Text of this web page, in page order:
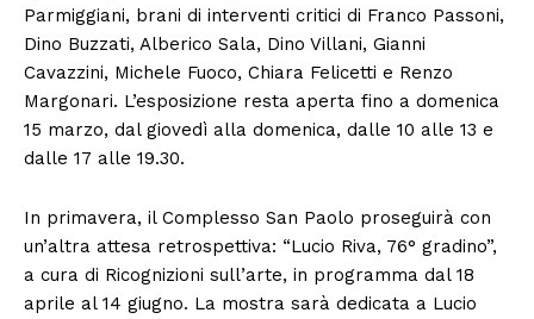
Parmiggiani, brani di interventi critici di Franco Passoni,
Dino Buzzati, Alberico Sala, Dino Villani, Gianni
Cavazzini, Michele Fuoco, Chiara Felicetti e Renzo
Margonari. L’esposizione resta aperta fino a domenica
15 marzo, dal giovedì alla domenica, dalle 10 alle 13 e
dalle 17 alle 19.30.
In primavera, il Complesso San Paolo proseguirà con
un’altra attesa retrospettiva: “Lucio Riva, 76° gradino”,
a cura di Ricognizioni sull’arte, in programma dal 18
aprile al 14 giugno. La mostra sarà dedicata a Lucio